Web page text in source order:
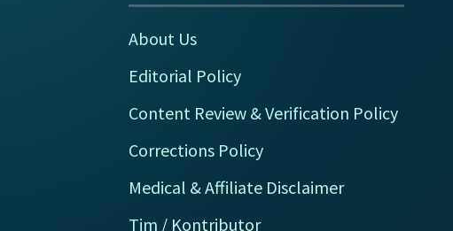
About Us
Editorial Policy
Content Review & Verification Policy
Corrections Policy
Medical & Affiliate Disclaimer
Tim / Kontributor